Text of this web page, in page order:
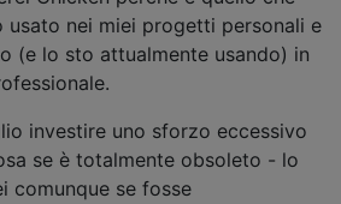
usato nei miei progetti personali e
(e lo sto attualmente usando) in
investire uno sforzo eccessivo
se è totalmente obsoleto - lo
comunque se fosse